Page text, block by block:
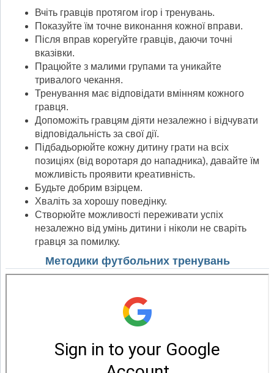
Вчіть гравців протягом ігор і тренувань.
Показуйте їм точне виконання кожної вправи.
Після вправ корегуйте гравців, даючи точні
вказівки.
Працюйте з малими групами та уникайте
тривалого чекання.
Тренування має відповідати вмінням кожного
гравця.
Допоможіть гравцям діяти незалежно і відчувати
відповідальність за свої дії.
Підбадьорюйте кожну дитину грати на всіх
позиціях (від воротаря до нападника), давайте їм
можливість проявити креативність.
Будьте добрим взірцем.
Хваліть за хорошу поведінку.
Створюйте можливості переживати успіх
незалежно від умінь дитини і ніколи не сваріть
гравця за помилку.
Методики футбольних тренувань